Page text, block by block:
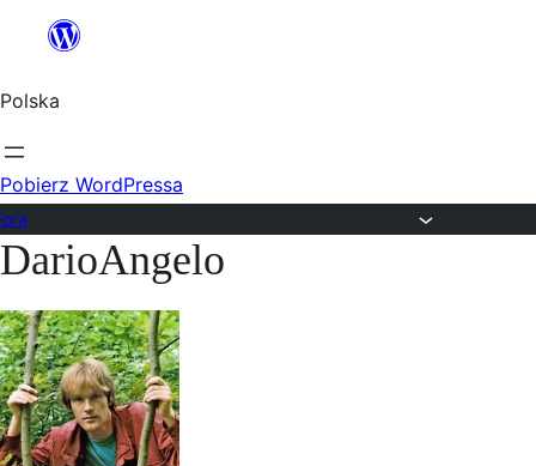
Przejdź
treści
Polska
Pobierz WordPressa
Przejdź
treści
DarioAngelo